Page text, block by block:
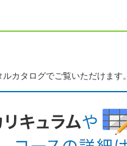
カタログでご覧いただけます。